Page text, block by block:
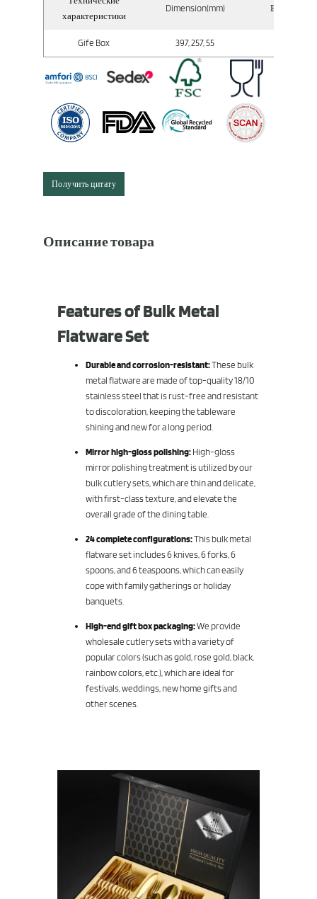
характеристики
Dimension(mm) Вес брутто
Gife Box 397, 257, 55
Получить цитату
Описание товара
Features of Bulk Metal
Flatware Set
Durable and corrosion-resistant:These bulk
metal flatware are made of top-quality 18/10
stainless steel that is rust-free and resistant
to discoloration, keeping the tableware
shining and new for a long period.
Mirror high-gloss polishing: High-gloss
mirror polishing treatment is utilized by our
bulk cutlery sets, which are thin and delicate,
with first-class texture, and elevate the
overall grade of the dining table.
24 complete configurations:This bulk metal
flatware set includes 6 knives, 6 forks, 6
spoons, and 6 teaspoons, which can easily
cope with family gatherings or holiday
banquets.
High-end gift box packaging:We provide
wholesale cutlery sets with a variety of
popular colors (such as gold, rose gold, black,
rainbow colors, etc.), which are ideal for
festivals, weddings, new home gifts and
other scenes.